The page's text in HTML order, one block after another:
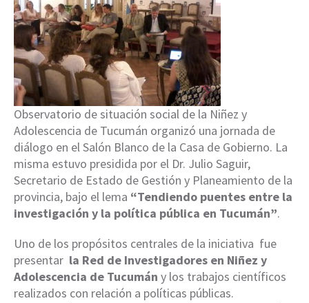
Observatorio de situación social de la Niñez y
Adolescencia de Tucumán organizó una jornada de
diálogo en el Salón Blanco de la Casa de Gobierno. La
misma estuvo presidida por el Dr. Julio Saguir,
Secretario de Estado de Gestión y Planeamiento de la
provincia, bajo el lema “Tendiendo puentes entre la
investigación y la política pública en Tucumán”.
Uno de los propósitos centrales de la iniciativa fue
presentar la Red de Investigadores en Niñez y
Adolescencia de Tucumán y los trabajos científicos
realizados con relación a políticas públicas.